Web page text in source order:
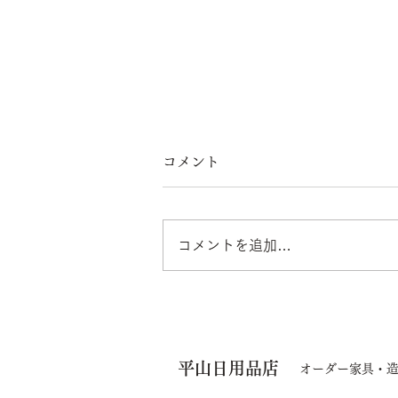
展示されます
コメント
コメントを追加…
平山日用品店 オーダー家具・